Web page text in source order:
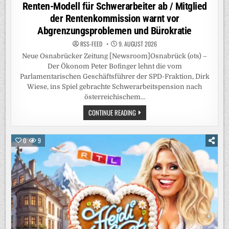
Renten-Modell für Schwerarbeiter ab / Mitglied
der Rentenkommission warnt vor
Abgrenzungsproblemen und Bürokratie
RSS-FEED 9. AUGUST 2026
Neue Osnabrücker Zeitung [Newsroom]Osnabrück (ots) –
Der Ökonom Peter Bofinger lehnt die vom
Parlamentarischen Geschäftsführer der SPD-Fraktion, Dirk
Wiese, ins Spiel gebrachte Schwerarbeitspension nach
österreichischem…
CONTINUE READINGRENTENEXPERTE
BOFINGER
LEHNT
MODELL
FÜR
SCHWERARBEITER
AB
/
MITGLIED
DER
RENTENKOMMISSION
WARNT
VOR
ABGRENZUNGSPROBLEMEN
UND
BÜROKRATIE
0 9